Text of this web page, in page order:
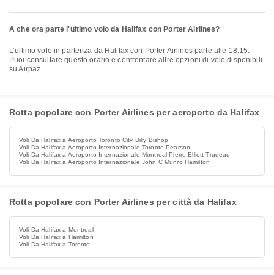
A che ora parte l'ultimo volo da Halifax con Porter Airlines?
L’ultimo volo in partenza da Halifax con Porter Airlines parte alle 18:15.
Puoi consultare questo orario e confrontare altre opzioni di volo disponibili
su Airpaz.
Rotta popolare con Porter Airlines per aeroporto da Halifax
Voli Da Halifax a Aeroporto Toronto City Billy Bishop
Voli Da Halifax a Aeroporto Internazionale Toronto Pearson
Voli Da Halifax a Aeroporto Internazionale Montréal Pierre Elliott Trudeau
Voli Da Halifax a Aeroporto Internazionale John C Munro Hamilton
Rotta popolare con Porter Airlines per città da Halifax
Voli Da Halifax a Montreal
Voli Da Halifax a Hamilton
Voli Da Halifax a Toronto